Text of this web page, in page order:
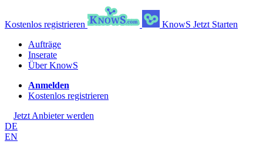
Kostenlos registrieren KnowS Jetzt Starten
Aufträge
Inserate
Über KnowS
Anmelden
Kostenlos registrieren
Jetzt Anbieter werden
DE
EN